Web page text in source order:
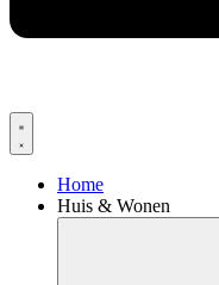
Home
Huis & Wonen